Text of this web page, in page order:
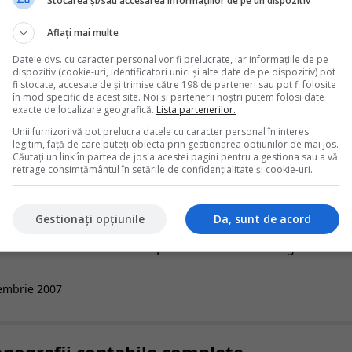
din autori cu experienta dovedita pe domenii precum
Colectivul si-a propus sa creeze continut interesant si bine
Va oferim solutii utile pentru orice dilema legislativa cu
2007
Aflați mai multe
Datele dvs. cu caracter personal vor fi prelucrate, iar informațiile de pe
dispozitiv (cookie-uri, identificatori unici și alte date de pe dispozitiv) pot
fi stocate, accesate de și trimise către 198 de parteneri sau pot fi folosite
în mod specific de acest site. Noi și partenerii noștri putem folosi date
exacte de localizare geografică. Lista partenerilor.
Unii furnizori vă pot prelucra datele cu caracter personal în interes
legitim, față de care puteți obiecta prin gestionarea opțiunilor de mai jos.
Căutați un link în partea de jos a acestei pagini pentru a gestiona sau a vă
retrage consimțământul în setările de confidențialitate și cookie-uri.
Da, sunt de acord
Gestionați opțiunile